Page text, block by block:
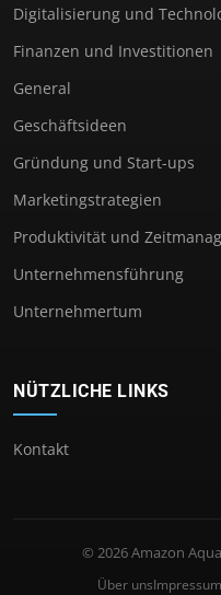
Digitalisierung und
Finanzen und Investitionen
General
Geschäftsideen
Gründung und Start-ups
Marketingstrategien
Produktivität und
Unternehmensführung
Unternehmertum
NÜTZLICHE LINKS
Kontakt
© 2026 Amazon
Über unsImpressum